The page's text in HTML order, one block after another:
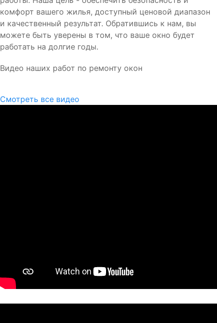
комфорт вашего жилья, доступный ценовой диапазон
и качественный результат. Обратившись к нам, вы
можете быть уверены в том, что ваше окно будет
работать на долгие годы.
Видео наших работ по ремонту окон
Смотреть все видео